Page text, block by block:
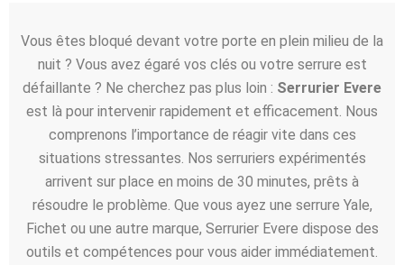
Vous êtes bloqué devant votre porte en plein milieu de la
nuit ? Vous avez égaré vos clés ou votre serrure est
défaillante ? Ne cherchez pas plus loin : Serrurier Evere
est là pour intervenir rapidement et efficacement. Nous
comprenons l’importance de réagir vite dans ces
situations stressantes. Nos serruriers expérimentés
arrivent sur place en moins de 30 minutes, prêts à
résoudre le problème. Que vous ayez une serrure Yale,
Fichet ou une autre marque, Serrurier Evere dispose des
outils et compétences pour vous aider immédiatement.